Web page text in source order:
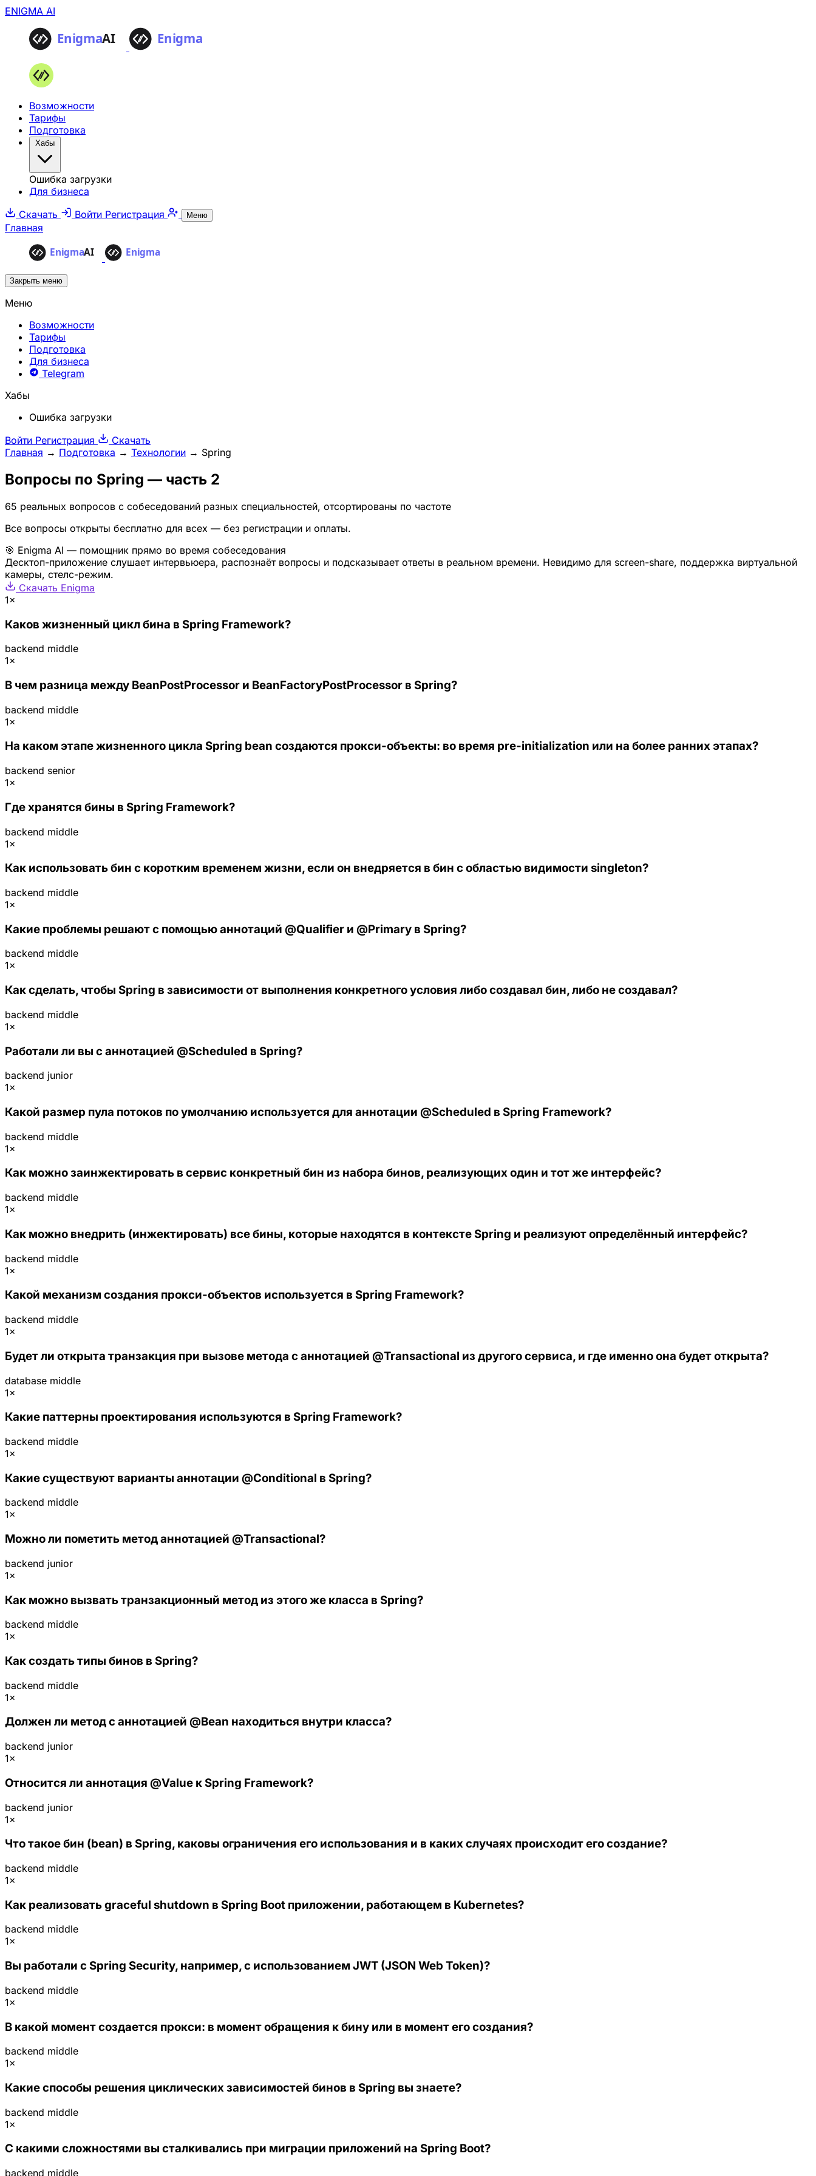
ENIGMA AI
Возможности
Тарифы
Подготовка
Хабы
Ошибка загрузки
Для бизнеса
Скачать
Войти Регистрация Меню
Главная
Закрыть меню
Меню
Возможности
Тарифы
Подготовка
Для бизнеса
Telegram
Хабы
Ошибка загрузки
Войти Регистрация
Скачать
Главная → Подготовка → Технологии → Spring
Вопросы по Spring — часть 2
65 реальных вопросов с собеседований разных специальностей, отсортированы по частоте
Все вопросы открыты бесплатно для всех — без регистрации и оплаты.
🎯 Enigma AI — помощник прямо во время собеседования
Десктоп-приложение слушает интервьюера, распознаёт вопросы и подсказывает ответы в реальном времени. Невидимо для screen-share, поддержка виртуальной
камеры, стелс-режим.
Скачать Enigma
1×
Каков жизненный цикл бина в Spring Framework?
backend middle
1×
В чем разница между BeanPostProcessor и BeanFactoryPostProcessor в Spring?
backend middle
1×
На каком этапе жизненного цикла Spring bean создаются прокси-объекты: во время pre-initialization или на более ранних этапах?
backend senior
1×
Где хранятся бины в Spring Framework?
backend middle
1×
Как использовать бин с коротким временем жизни, если он внедряется в бин с областью видимости singleton?
backend middle
1×
Какие проблемы решают с помощью аннотаций @Qualifier и @Primary в Spring?
backend middle
1×
Как сделать, чтобы Spring в зависимости от выполнения конкретного условия либо создавал бин, либо не создавал?
backend middle
1×
Работали ли вы с аннотацией @Scheduled в Spring?
backend junior
1×
Какой размер пула потоков по умолчанию используется для аннотации @Scheduled в Spring Framework?
backend middle
1×
Как можно заинжектировать в сервис конкретный бин из набора бинов, реализующих один и тот же интерфейс?
backend middle
1×
Как можно внедрить (инжектировать) все бины, которые находятся в контексте Spring и реализуют определённый интерфейс?
backend middle
1×
Какой механизм создания прокси-объектов используется в Spring Framework?
backend middle
1×
Будет ли открыта транзакция при вызове метода с аннотацией @Transactional из другого сервиса, и где именно она будет открыта?
database middle
1×
Какие паттерны проектирования используются в Spring Framework?
backend middle
1×
Какие существуют варианты аннотации @Conditional в Spring?
backend middle
1×
Можно ли пометить метод аннотацией @Transactional?
backend junior
1×
Как можно вызвать транзакционный метод из этого же класса в Spring?
backend middle
1×
Как создать типы бинов в Spring?
backend middle
1×
Должен ли метод с аннотацией @Bean находиться внутри класса?
backend junior
1×
Относится ли аннотация @Value к Spring Framework?
backend junior
1×
Что такое бин (bean) в Spring, каковы ограничения его использования и в каких случаях происходит его создание?
backend middle
1×
Как реализовать graceful shutdown в Spring Boot приложении, работающем в Kubernetes?
backend middle
1×
Вы работали с Spring Security, например, с использованием JWT (JSON Web Token)?
backend middle
1×
В какой момент создается прокси: в момент обращения к бину или в момент его создания?
backend middle
1×
Какие способы решения циклических зависимостей бинов в Spring вы знаете?
backend middle
1×
С какими сложностями вы сталкивались при миграции приложений на Spring Boot?
backend middle